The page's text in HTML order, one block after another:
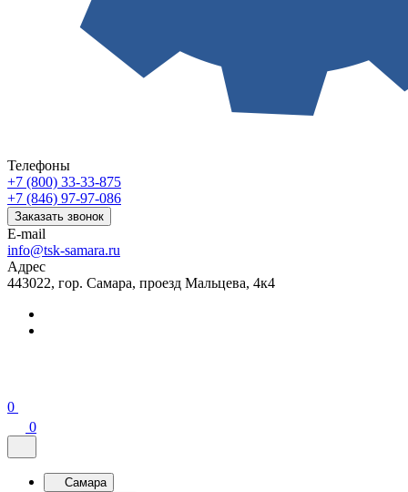
Телефоны
+7 (800) 33-33-875
+7 (846) 97-97-086
Заказать звонок
E-mail
info@tsk-samara.ru
Адрес
443022, гор. Самара, проезд Мальцева, 4к4
0
0
Самара